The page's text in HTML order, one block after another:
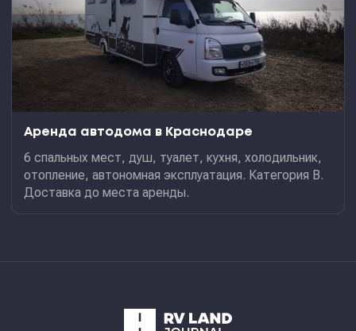
Аренда автодома в Краснодаре
6 спальных мест, душ, туалет, кухня, холодильник,
отопление, автономная эксплуатация. Категория В.
Доставка до места аренды.